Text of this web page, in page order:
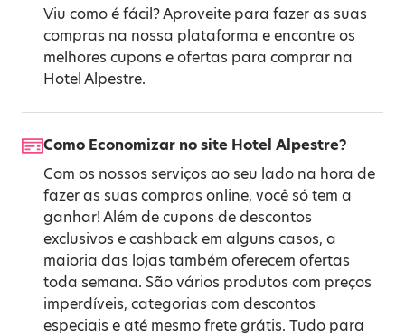
Viu como é fácil? Aproveite para fazer as suas
compras na nossa plataforma e encontre os
melhores cupons e ofertas para comprar na
Hotel Alpestre.
Como Economizar no site Hotel Alpestre?
Com os nossos serviços ao seu lado na hora de
fazer as suas compras online, você só tem a
ganhar! Além de cupons de descontos
exclusivos e cashback em alguns casos, a
maioria das lojas também oferecem ofertas
toda semana. São vários produtos com preços
imperdíveis, categorias com descontos
especiais e até mesmo frete grátis. Tudo para